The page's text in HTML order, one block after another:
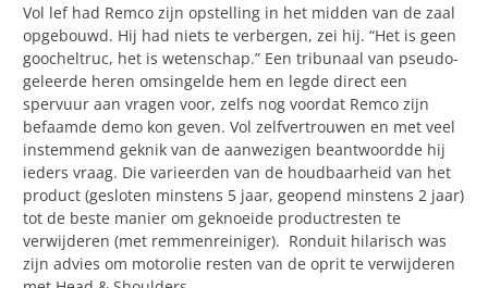
Vol lef had Remco zijn opstelling in het midden van de zaal
opgebouwd. Hij had niets te verbergen, zei hij. “Het is geen
goocheltruc, het is wetenschap.” Een tribunaal van pseudo-
geleerde heren omsingelde hem en legde direct een
spervuur aan vragen voor, zelfs nog voordat Remco zijn
befaamde demo kon geven. Vol zelfvertrouwen en met veel
instemmend geknik van de aanwezigen beantwoordde hij
ieders vraag. Die varieerden van de houdbaarheid van het
product (gesloten minstens 5 jaar, geopend minstens 2 jaar)
tot de beste manier om geknoeide productresten te
verwijderen (met remmenreiniger). Ronduit hilarisch was
zijn advies om motorolie resten van de oprit te verwijderen